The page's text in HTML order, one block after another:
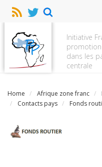
Initiative
promotion
dans les
centrale
Home Afrique zone franc
Contacts pays
Fonds